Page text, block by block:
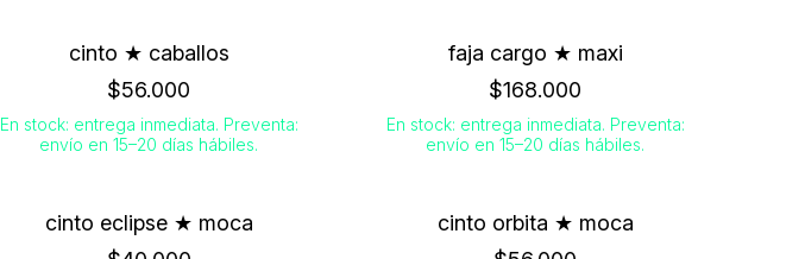
cinto ★ caballos
$56.000
En stock: entrega inmediata. Preventa:
envío en 15–20 días hábiles.
faja cargo ★ maxi
$168.000
En stock: entrega inmediata. Preventa:
envío en 15–20 días hábiles.
cinto eclipse ★ moca
cinto orbita ★ moca